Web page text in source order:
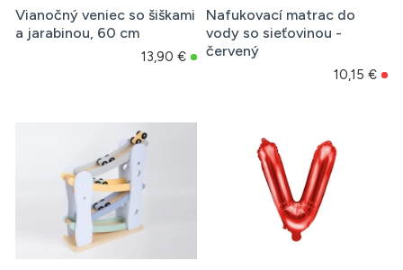
Vianočný veniec so šiškami
a jarabinou, 60 cm
13,90 €
Nafukovací matrac do
vody so sieťovinou -
červený
10,15 €